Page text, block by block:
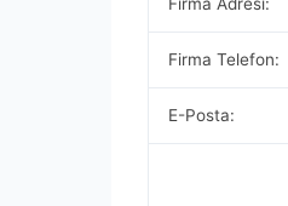
Firma Telefon:
E-Posta: